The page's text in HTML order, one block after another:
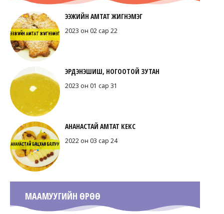
ЭЭЖИЙН АМТАТ ЖИГНЭМЭГ
2023 он 02 сар 22
ЭРДЭНЭШИШ, НОГООТОЙ ЗУТАН
2023 он 01 сар 31
АНАНАСТАЙ АМТАТ КЕКС
2022 он 03 сар 24
МААМУУГИЙН ӨРӨӨ